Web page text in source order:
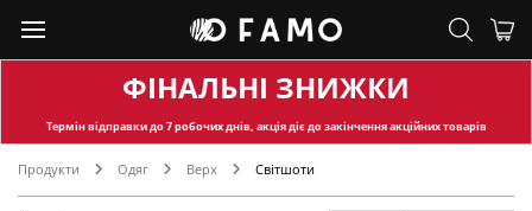
ФІНАЛЬНІ ЗНИЖКИ
Термін відправкидо 7 робочих днів, акція діє до закінчення акційних товарів
Продукти Одяг Верх Світшоти